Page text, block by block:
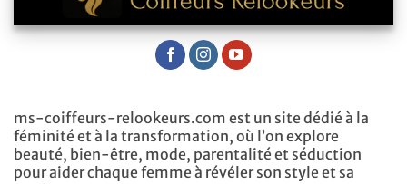
ms-coiffeurs-relookeurs.com est un site dédié à la
féminité et à la transformation, où l’on explore
beauté, bien-être, mode, parentalité et séduction
pour aider chaque femme à révéler son style et sa